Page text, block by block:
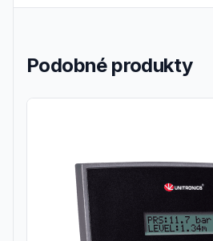
Podobné produkty